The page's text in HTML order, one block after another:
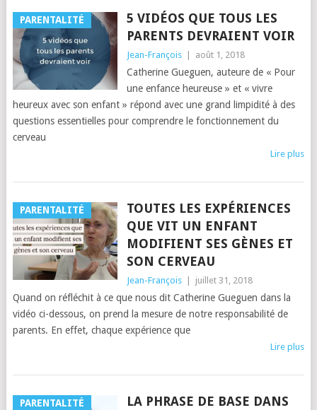
PARENTALITÉ
5 VIDÉOS QUE TOUS LES
PARENTS DEVRAIENT VOIR
Jean-François août 1, 2018
Catherine Gueguen, auteure de « Pour
une enfance heureuse » et « vivre
heureux avec son enfant » répond avec une grand limpidité à des
questions essentielles pour comprendre le fonctionnement du
cerveau
Lire plus
PARENTALITÉ
TOUTES LES EXPÉRIENCES
QUE VIT UN ENFANT
MODIFIENT SES GÈNES ET
SON CERVEAU
Jean-François juillet 31, 2018
Quand on réfléchit à ce que nous dit Catherine Gueguen dans la
vidéo ci-dessous, on prend la mesure de notre responsabilité de
parents. En effet, chaque expérience que
Lire plus
PARENTALITÉ
LA PHRASE DE BASE DANS